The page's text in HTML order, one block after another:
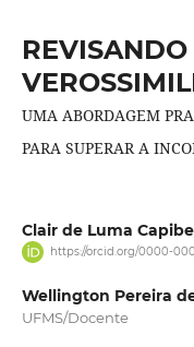
UMA ABORDAGEM
PARA SUPERAR A
Clair de Luma
https://orcid.org/0000-
Wellington Pereira
UFMS/Docente